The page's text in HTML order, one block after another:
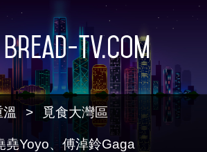
Bread-TV.com
覓食大灣區
堯Yoyo、傅淖鈴Gaga